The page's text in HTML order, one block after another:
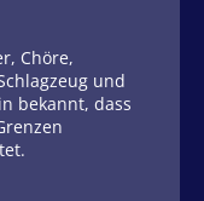
Chöre,
und
bekannt, dass